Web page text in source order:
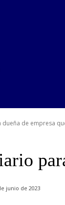
de empresa
junio de 2023